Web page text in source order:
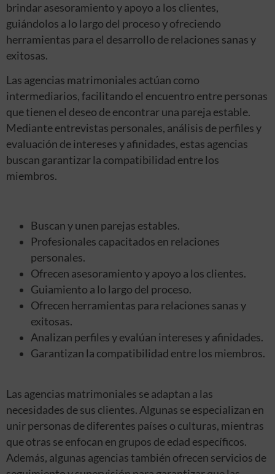
brindar asesoramiento y apoyo a los clientes,
guiándolos a lo largo del proceso y ofreciendo
herramientas para el desarrollo de relaciones sanas y
exitosas.
Las agencias matrimoniales actúan como
intermediarios, facilitando el encuentro entre personas
que tienen el deseo de encontrar una pareja estable.
Mediante entrevistas personales, análisis de perfiles y
evaluación de intereses y afinidades, estas agencias
buscan garantizar la compatibilidad entre los
miembros.
Buscan y unen parejas estables.
Profesionales capacitados en relaciones
personales.
Ofrecen asesoramiento y apoyo a los clientes.
Guiamiento a lo largo del proceso.
Ofrecen herramientas para relaciones sanas y
exitosas.
Analizan perfiles y evalúan intereses y afinidades.
Garantizan la compatibilidad entre los miembros.
Las agencias matrimoniales se adaptan a las
necesidades de sus clientes. Algunas se especializan en
unir personas de diferentes países o culturas, mientras
que otras se enfocan en grupos de edad específicos.
Además, algunas agencias también ofrecen servicios de